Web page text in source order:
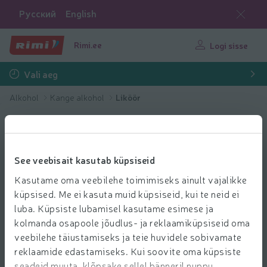
See veebisait kasutab küpsiseid
Kasutame oma veebilehe toimimiseks ainult vajalikke
küpsised. Me ei kasuta muid küpsiseid, kui te neid ei
luba. Küpsiste lubamisel kasutame esimese ja
kolmanda osapoole jõudlus- ja reklaamiküpsiseid oma
veebilehe täiustamiseks ja teie huvidele sobivamate
reklaamide edastamiseks. Kui soovite oma küpsiste
Русский English
Rimi.ee Logi sisse
Vali aeg
Alkohol Kange alkohol Liköör